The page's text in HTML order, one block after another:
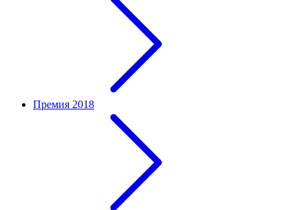
Премия 2018